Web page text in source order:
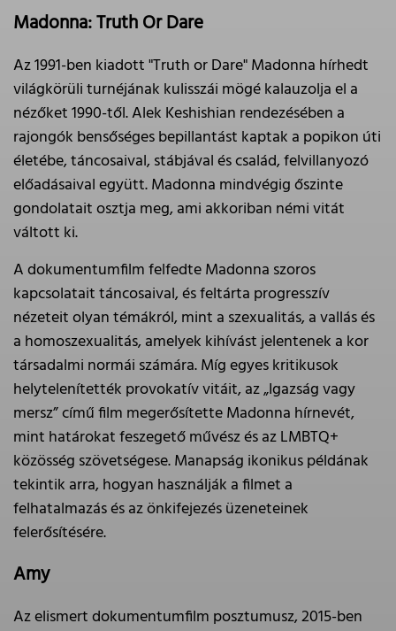
Madonna: Truth Or Dare
Az 1991-ben kiadott "Truth or Dare" Madonna hírhedt
világkörüli turnéjának kulisszái mögé kalauzolja el a
nézőket 1990-től. Alek Keshishian rendezésében a
rajongók bensőséges bepillantást kaptak a popikon úti
életébe, táncosaival, stábjával és család, felvillanyozó
előadásaival együtt. Madonna mindvégig őszinte
gondolatait osztja meg, ami akkoriban némi vitát
váltott ki.
A dokumentumfilm felfedte Madonna szoros
kapcsolatait táncosaival, és feltárta progresszív
nézeteit olyan témákról, mint a szexualitás, a vallás és
a homoszexualitás, amelyek kihívást jelentenek a kor
társadalmi normái számára. Míg egyes kritikusok
helytelenítették provokatív vitáit, az „Igazság vagy
mersz” című film megerősítette Madonna hírnevét,
mint határokat feszegető művész és az LMBTQ+
közösség szövetségese. Manapság ikonikus példának
tekintik arra, hogyan használják a filmet a
felhatalmazás és az önkifejezés üzeneteinek
felerősítésére.
Amy
Az elismert dokumentumfilm posztumusz, 2015-ben